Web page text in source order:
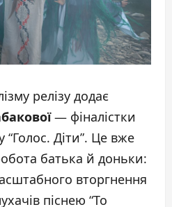
релізу додає
— фіналістки
“Голос. Діти”. Це вже
батька й доньки:
вторгнення
піснею “То